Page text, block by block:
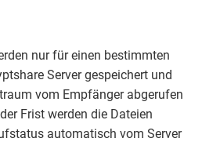
nur für einen bestimmten
Server gespeichert und
vom Empfänger abgerufen
Frist werden die Dateien
automatisch vom Server